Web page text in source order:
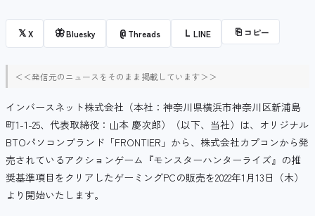
𝕏X 🦋Bluesky @ Threads L LINE ⎘ コピー
＜＜発信元のニュースをそのまま掲載しています＞＞
インバースネット株式会社（本社：神奈川県横浜市神奈川区新浦島
町1-1-25、代表取締役：山本 慶次郎）（以下、当社）は、オリジナル
BTOパソコンブランド「FRONTIER」から、株式会社カプコンから発
売されているアクションゲーム『モンスターハンターライズ』の推
奨基準項目をクリアしたゲーミングPCの販売を2022年1月13日（木）
より開始いたします。